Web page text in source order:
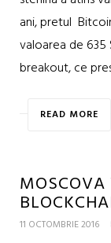
ani, pretul
valoarea de 635
breakout, ce
READ MORE
11 OCTOMBRIE 2016